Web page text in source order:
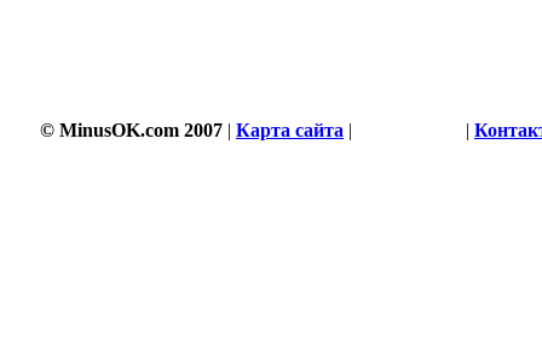
© MinusOK.com 2007 | Карта сайта | |